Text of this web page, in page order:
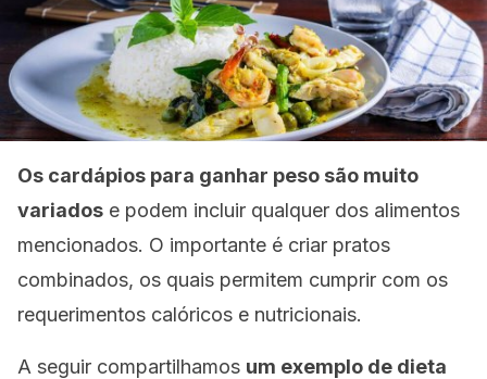
Os cardápios para ganhar peso são muito
variados e podem incluir qualquer dos alimentos
mencionados. O importante é criar pratos
combinados, os quais permitem cumprir com os
requerimentos calóricos e nutricionais.
A seguir compartilhamos um exemplo de dieta